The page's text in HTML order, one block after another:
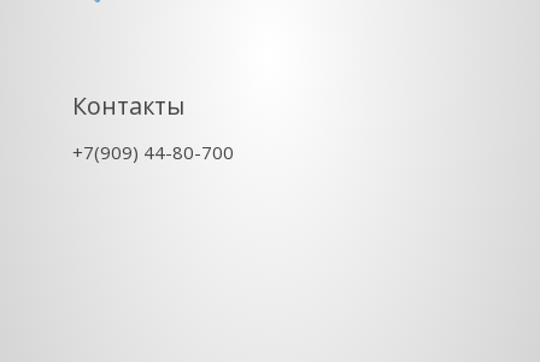
Контакты
+7(909) 44-80-700